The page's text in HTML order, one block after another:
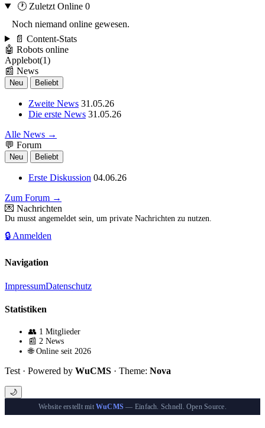
🕐 Zuletzt Online 0
Noch niemand online gewesen.
📄 Content-Stats
🤖 Robots online
Applebot(1)
📰 News
Neu Beliebt
Zweite News 31.05.26
Die erste News 31.05.26
Alle News →
💬 Forum
Neu Beliebt
Erste Diskussion 04.06.26
Zum Forum →
💌 Nachrichten
Du musst angemeldet sein, um private Nachrichten zu nutzen.
🔒 Anmelden
Navigation
ImpressumDatenschutz
Statistiken
👥 1 Mitglieder
📰 2 News
🌐 Online seit 2026
Test · Powered by WuCMS · Theme: Nova
🌙
Website erstellt mit WuCMS — Einfach. Schnell. Open Source.